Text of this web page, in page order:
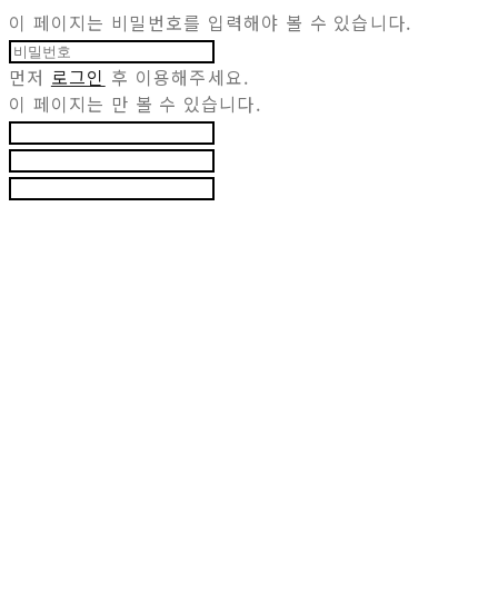
이 페이지는 비밀번호를 입력해야 볼 수 있습니다.
먼저 로그인 후 이용해주세요.
이 페이지는 만 볼 수 있습니다.